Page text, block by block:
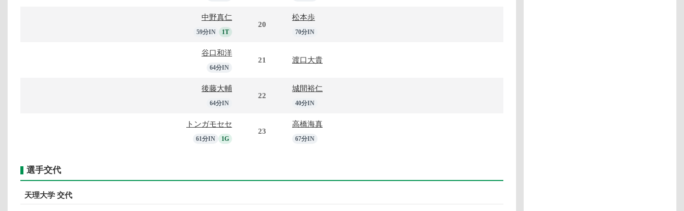
中野真仁
59分IN 1T
20
松本歩
70分IN
谷口和洋
64分IN
21 渡口大貴
後藤大輔
64分IN
22
城間裕仁
40分IN
トンガモセセ
61分IN 1G
23
高橋海真
67分IN
選手交代
天理大学 交代